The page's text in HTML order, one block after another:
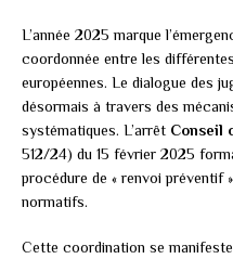
L’année 2025 marque
coordonnée entre les
européennes. Le dialogue des
désormais à travers des
systématiques. L’arrêt Conseil
512/24) du 15 février 2025
procédure de « renvoi préventif
normatifs.
Cette coordination se